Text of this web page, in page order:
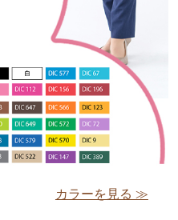
カラーを見る ≫